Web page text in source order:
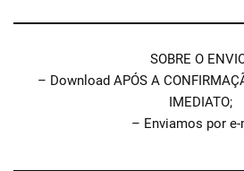
SOBRE O
– Download APÓS A
IMEDIATO;
– Enviamos por e-